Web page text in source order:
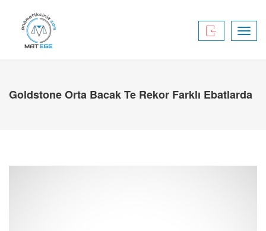
Goldstone Orta Bacak Te Rekor Farklı Ebatlarda